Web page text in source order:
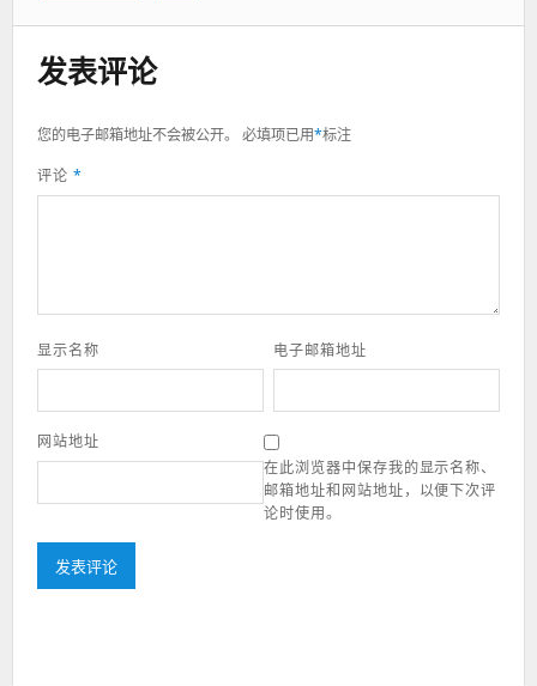
发表评论
您的电子邮箱地址不会被公开。 必填项已用*标注
评论 *
显示名称 电子邮箱地址
网站地址
在此浏览器中保存我的显示名称、
邮箱地址和网站地址，以便下次评
论时使用。